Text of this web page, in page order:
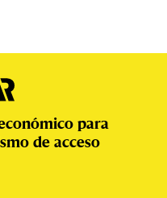
para
de acceso